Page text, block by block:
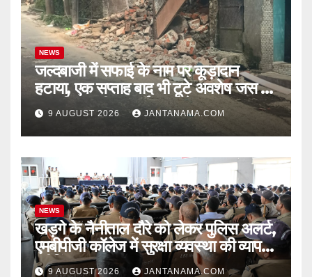
NEWS
जल्दबाजी में सफाई के नाम पर कूड़ादान
हटाया, एक सप्ताह बाद भी टूटे अवशेष जस के
तस! निगम की ‘सफाई’ पर उठे सवाल
9 AUGUST 2026 JANTANAMA.COM
NEWS
खड़गे के नैनीताल दौरे को लेकर पुलिस अलर्ट,
एमबीपीजी कॉलेज में सुरक्षा व्यवस्था की व्यापक
ब्रीफिंग
9 AUGUST 2026 JANTANAMA.COM